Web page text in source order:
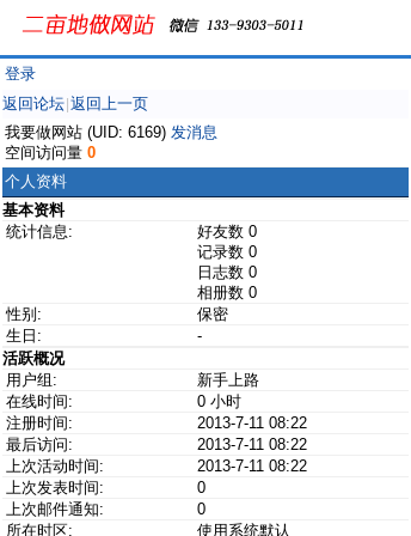
登录
返回论坛 返回上一页
我要做网站 (UID: 6169) 发消息
空间访问量 0
个人资料
基本资料
统计信息:
好友数 0
记录数 0
日志数 0
相册数 0
性别:
保密
生日:
-
活跃概况
用户组:
新手上路
在线时间:
0 小时
注册时间:
2013-7-11 08:22
最后访问:
2013-7-11 08:22
上次活动时间:
2013-7-11 08:22
上次发表时间:
0
上次邮件通知:
0
所在时区:
使用系统默认